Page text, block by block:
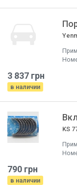
3 837 грн
в наличии
KS
790 грн
в наличии